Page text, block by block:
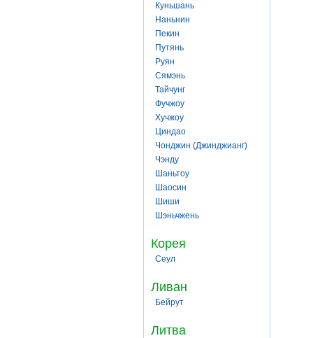
Куньшань
Наньнин
Пекин
Путянь
Руян
Сямэнь
Тайчунг
Фучжоу
Хучжоу
Циндао
Чонджин (Джинджианг)
Чэнду
Шаньтоу
Шаосин
Шиши
Шэньчжень
Корея
Сеул
Ливан
Бейрут
Литва